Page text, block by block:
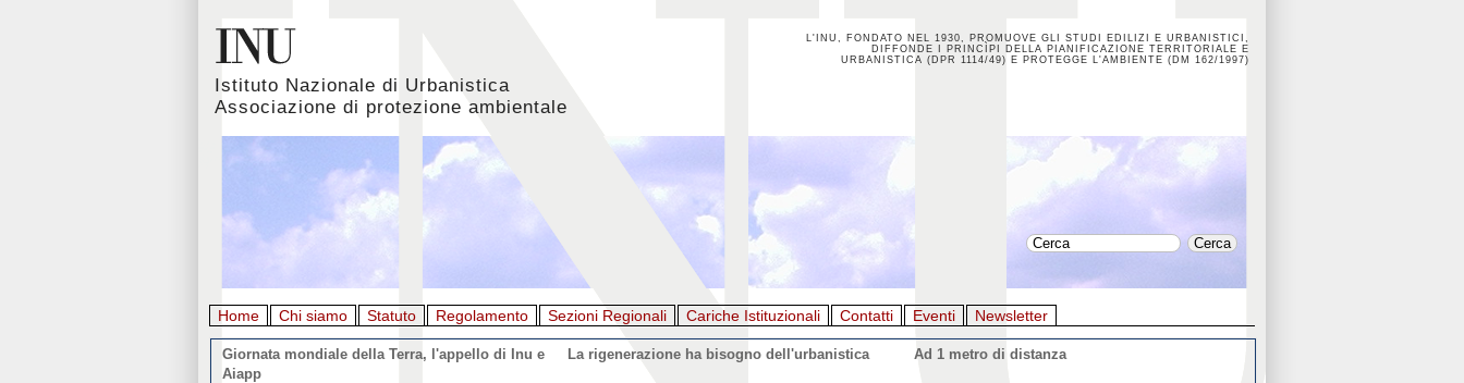
Istituto Nazionale di Urbanistica
Associazione di protezione ambientale
L'INU, FONDATO NEL 1930, PROMUOVE GLI STUDI EDILIZI E URBANISTICI,
DIFFONDE I PRINCÌPI DELLA PIANIFICAZIONE TERRITORIALE E
URBANISTICA (DPR 1114/49) E PROTEGGE L'AMBIENTE (DM 162/1997)
Home Chi siamo Statuto Regolamento Sezioni Regionali Cariche Istituzionali Contatti Eventi Newsletter
Giornata mondiale della Terra, l'appello di Inu e
Aiapp
La rigenerazione ha bisogno dell'urbanistica Ad 1 metro di distanza